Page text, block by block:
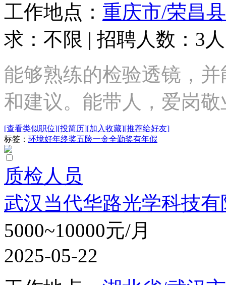
工作地点： 重庆市/荣昌县
求：不限 | 招聘人数：3
能够熟练的检验透镜，
和建议。能带人，爱岗敬
[查看类似职位][投简历][加入收藏][推荐给好友]
标签： 环境好年终奖五险一金全勤奖有年假
质检人员
武汉当代华路光学科技有
5000~10000元/月
2025-05-22